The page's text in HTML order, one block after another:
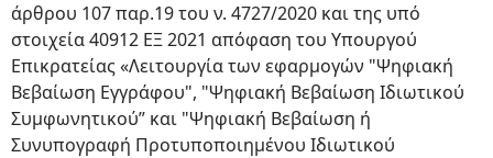
άρθρου 107 παρ.19 του ν. 4727/2020 και της υπό
στοιχεία 40912 ΕΞ 2021 απόφαση του Υπουργού
Επικρατείας «Λειτουργία των εφαρμογών "Ψηφιακή
Βεβαίωση Εγγράφου", "Ψηφιακή Βεβαίωση Ιδιωτικού
Συμφωνητικού” και "Ψηφιακή Βεβαίωση ή
Συνυπογραφή Προτυποποιημένου Ιδιωτικού